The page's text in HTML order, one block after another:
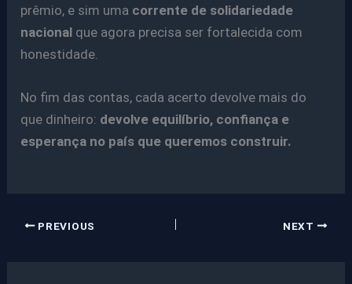
prêmio, e sim uma corrente de solidariedade
nacional que agora precisa ser fortalecida com
honestidade.
No fim das contas, cada acerto devolve mais do
que dinheiro: devolve equilíbrio, confiança e
esperança no país que queremos construir.
PREVIOUS NEXT